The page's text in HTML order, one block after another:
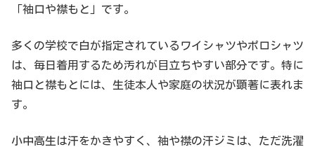
「袖口や襟もと」です。
多くの学校で白が指定されているワイシャツやポロシャツ
は、毎日着用するため汚れが目立ちやすい部分です。特に
袖口と襟もとには、生徒本人や家庭の状況が顕著に表れま
す。
小中高生は汗をかきやすく、袖や襟の汗ジミは、ただ洗濯